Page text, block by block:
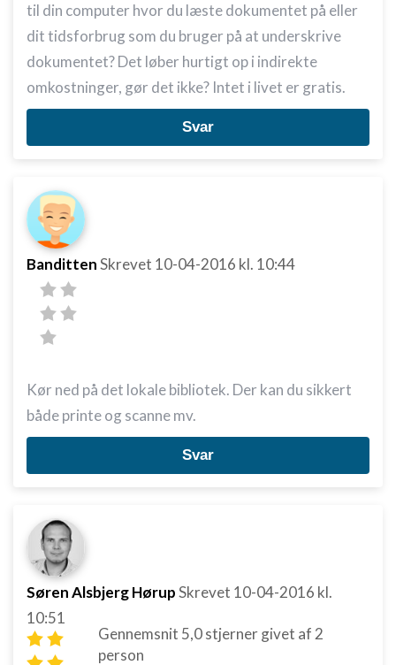
til din computer hvor du læste dokumentet på eller
dit tidsforbrug som du bruger på at underskrive
dokumentet? Det løber hurtigt op i indirekte
omkostninger, gør det ikke? Intet i livet er gratis.
Svar
BandittenSkrevet 10-04-2016 kl. 10:44
Kør ned på det lokale bibliotek. Der kan du sikkert
både printe og scanne mv.
Svar
Søren Alsbjerg HørupSkrevet 10-04-2016 kl.
10:51
Gennemsnit 5,0stjerner givet af 2
person